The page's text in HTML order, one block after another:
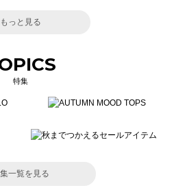
もっと見る
特集
一覧を見る